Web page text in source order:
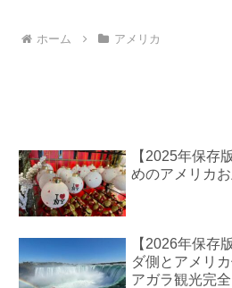
ホーム アメリカ
【2025年保存
めのアメリカお
【2026年保存
ダ側とアメリ
アガラ観光完